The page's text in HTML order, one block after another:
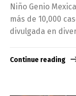
Niño Genio
más de 10,000
divulgada en
Continue reading